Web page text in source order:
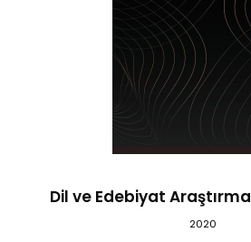
Dil ve Edebiyat
2020